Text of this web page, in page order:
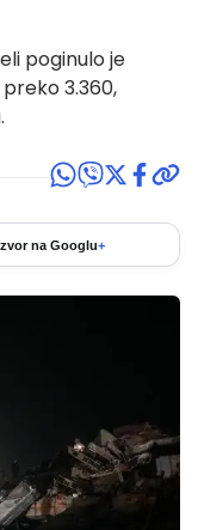
poginulo je
3.360,
na Googlu+